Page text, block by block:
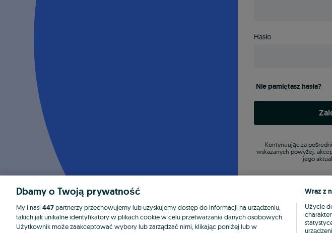
Hasło
Nie pamiętasz hasła?
Kontynuując za
wskazanych powyżej,
jego
Dbamy o Twoją prywatność
My i nasi 447partnerzy przechowujemy lub uzyskujemy dostęp do informacji na urządzeniu,
takich jak unikalne identyfikatory w plikach cookie w celu przetwarzania danych osobowych.
Użytkownik może zaakceptować wybory lub zarządzać nimi, klikając poniżej lub w
Wraz z
Użycie